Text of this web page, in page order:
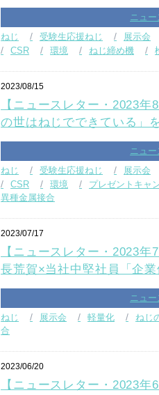
ニュ
ねじ
受験生応援ねじ
展示会
CSR
環境 ねじ締め機
2023/08/15
【ニュースレター・2023
の世はねじでできている」
ニュ
ねじ
受験生応援ねじ
展示会
CSR
環境
プレゼントキャ
異種金属接合
2023/07/17
【ニュースレター・2023
長荒賀×当社中堅社員「企
ニュ
ねじ
展示会 軽量化
ねじ
合
2023/06/20
【ニュースレター・2023